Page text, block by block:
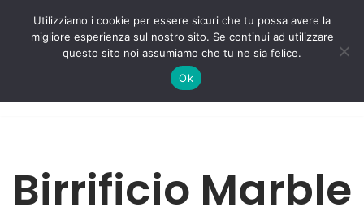
Birrificio Marble
Utilizziamo i cookie per essere sicuri che tu possa avere la
migliore esperienza sul nostro sito. Se continui ad utilizzare
questo sito noi assumiamo che tu ne sia felice.
Ok